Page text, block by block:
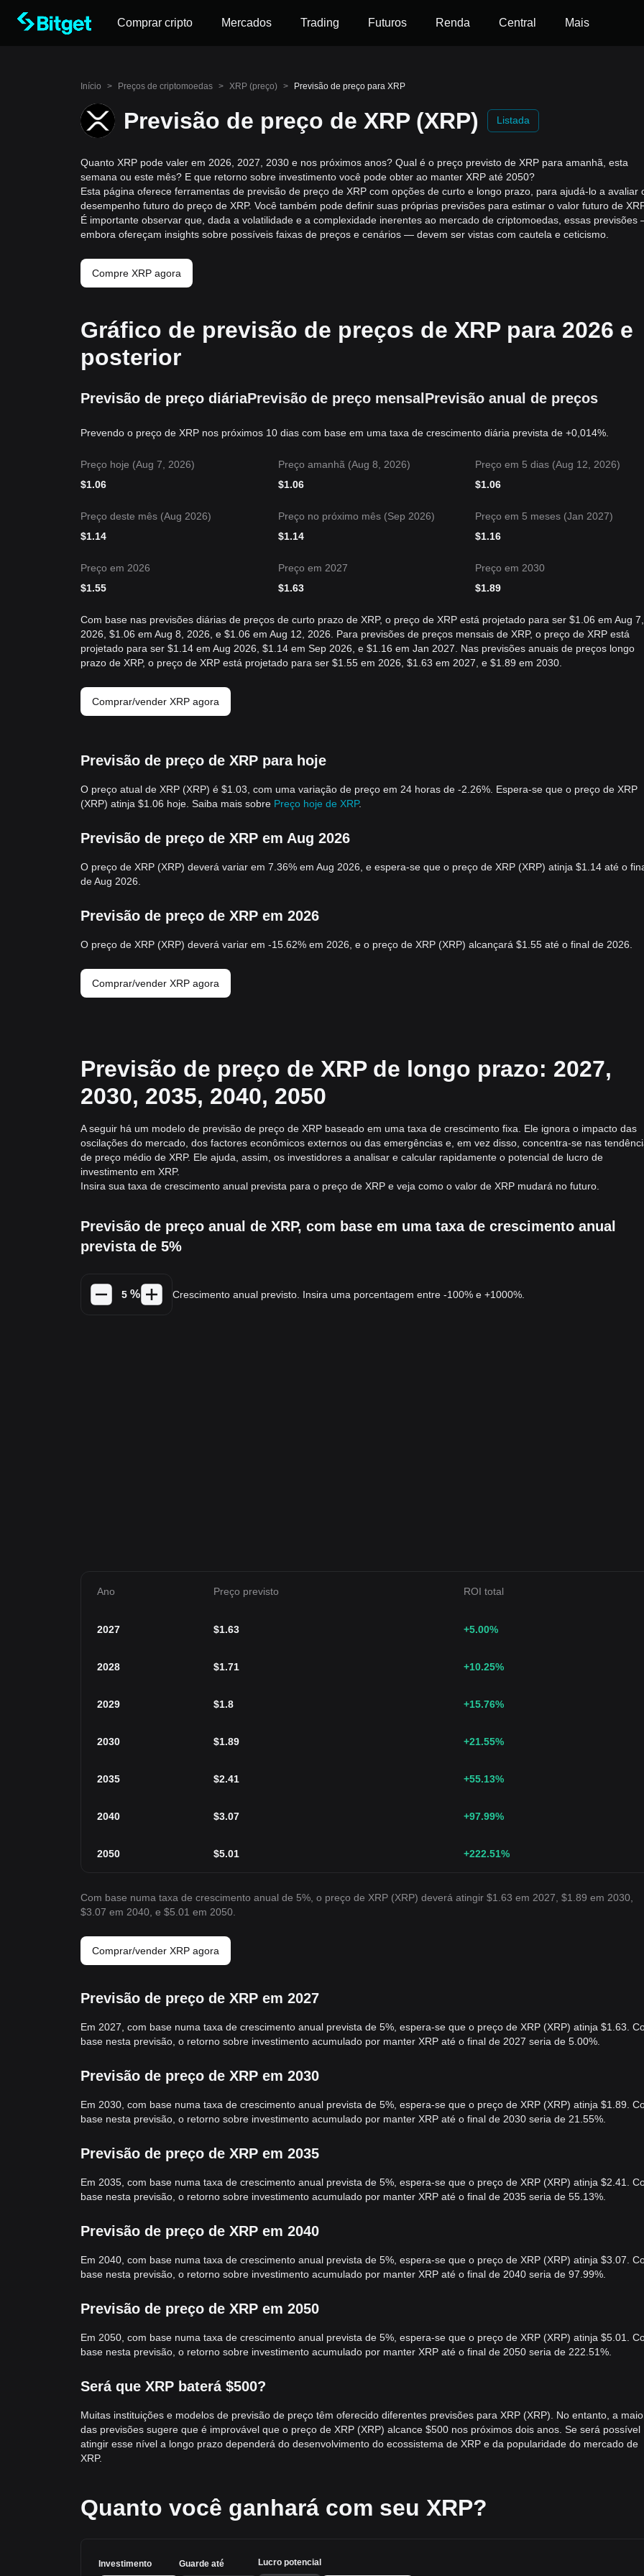
Comprar cripto Mercados Trading Futuros Renda Central Mais
Início > Preços de criptomoedas > XRP (preço) > Previsão de preço para XRP
Previsão de preço de XRP (XRP) Listada
Quanto XRP pode valer em 2026, 2027, 2030 e nos próximos anos? Qual é o preço previsto de XRP para amanhã, esta
semana ou este mês? E que retorno sobre investimento você pode obter ao manter XRP até 2050?
Esta página oferece ferramentas de previsão de preço de XRP com opções de curto e longo prazo, para ajudá-lo a avaliar
desempenho futuro do preço de XRP. Você também pode definir suas próprias previsões para estimar o valor futuro de
É importante observar que, dada a volatilidade e a complexidade inerentes ao mercado de criptomoedas, essas previsões
embora ofereçam insights sobre possíveis faixas de preços e cenários — devem ser vistas com cautela e ceticismo.
Compre XRP agora
Gráfico de previsão de preços de XRP para 2026 e
posterior
Previsão de preço diáriaPrevisão de preço mensal Previsão anual de preços
Prevendo o preço de XRP nos próximos 10 dias com base em uma taxa de crescimento diária prevista de +0,014%.
Preço hoje (Aug 7, 2026)
$1.06
Preço amanhã (Aug 8, 2026)
$1.06
Preço em 5 dias (Aug 12, 2026)
$1.06
Preço deste mês (Aug 2026)
$1.14
Preço no próximo mês (Sep 2026)
$1.14
Preço em 5 meses (Jan 2027)
$1.16
Preço em 2026
$1.55
Preço em 2027
$1.63
Preço em 2030
$1.89
Com base nas previsões diárias de preços de curto prazo de XRP, o preço de XRP está projetado para ser $1.06 em Aug 7,
2026, $1.06 em Aug 8, 2026, e $1.06 em Aug 12, 2026. Para previsões de preços mensais de XRP, o preço de XRP está
projetado para ser $1.14 em Aug 2026, $1.14 em Sep 2026, e $1.16 em Jan 2027. Nas previsões anuais de preços longo
prazo de XRP, o preço de XRP está projetado para ser $1.55 em 2026, $1.63 em 2027, e $1.89 em 2030.
Comprar/vender XRP agora
Previsão de preço de XRP para hoje
O preço atual de XRP (XRP) é $1.03, com uma variação de preço em 24 horas de -2.26%. Espera-se que o preço de XRP
(XRP) atinja $1.06 hoje. Saiba mais sobre Preço hoje de XRP.
Previsão de preço de XRP em Aug 2026
O preço de XRP (XRP) deverá variar em 7.36% em Aug 2026, e espera-se que o preço de XRP (XRP) atinja $1.14 até o
de Aug 2026.
Previsão de preço de XRP em 2026
O preço de XRP (XRP) deverá variar em -15.62% em 2026, e o preço de XRP (XRP) alcançará $1.55 até o final de 2026.
Comprar/vender XRP agora
Previsão de preço de XRP de longo prazo: 2027,
2030, 2035, 2040, 2050
A seguir há um modelo de previsão de preço de XRP baseado em uma taxa de crescimento fixa. Ele ignora o impacto das
oscilações do mercado, dos factores econômicos externos ou das emergências e, em vez disso, concentra-se nas
de preço médio de XRP. Ele ajuda, assim, os investidores a analisar e calcular rapidamente o potencial de lucro de
investimento em XRP.
Insira sua taxa de crescimento anual prevista para o preço de XRP e veja como o valor de XRP mudará no futuro.
Previsão de preço anual de XRP, com base em uma taxa de crescimento anual
prevista de 5%
% Crescimento anual previsto. Insira uma porcentagem entre -100% e +1000%.
Ano Preço previsto ROI total
2027 $1.63 +5.00%
2028 $1.71 +10.25%
2029 $1.8 +15.76%
2030 $1.89 +21.55%
2035 $2.41 +55.13%
2040 $3.07 +97.99%
2050 $5.01 +222.51%
Com base numa taxa de crescimento anual de 5%, o preço de XRP (XRP) deverá atingir $1.63 em 2027, $1.89 em 2030,
$3.07 em 2040, e $5.01 em 2050.
Comprar/vender XRP agora
Previsão de preço de XRP em 2027
Em 2027, com base numa taxa de crescimento anual prevista de 5%, espera-se que o preço de XRP (XRP) atinja $1.63.
base nesta previsão, o retorno sobre investimento acumulado por manter XRP até o final de 2027 seria de 5.00%.
Previsão de preço de XRP em 2030
Em 2030, com base numa taxa de crescimento anual prevista de 5%, espera-se que o preço de XRP (XRP) atinja $1.89.
base nesta previsão, o retorno sobre investimento acumulado por manter XRP até o final de 2030 seria de 21.55%.
Previsão de preço de XRP em 2035
Em 2035, com base numa taxa de crescimento anual prevista de 5%, espera-se que o preço de XRP (XRP) atinja $2.41.
base nesta previsão, o retorno sobre investimento acumulado por manter XRP até o final de 2035 seria de 55.13%.
Previsão de preço de XRP em 2040
Em 2040, com base numa taxa de crescimento anual prevista de 5%, espera-se que o preço de XRP (XRP) atinja $3.07.
base nesta previsão, o retorno sobre investimento acumulado por manter XRP até o final de 2040 seria de 97.99%.
Previsão de preço de XRP em 2050
Em 2050, com base numa taxa de crescimento anual prevista de 5%, espera-se que o preço de XRP (XRP) atinja $5.01.
base nesta previsão, o retorno sobre investimento acumulado por manter XRP até o final de 2050 seria de 222.51%.
Será que XRP baterá $500?
Muitas instituições e modelos de previsão de preço têm oferecido diferentes previsões para XRP (XRP). No entanto, a
das previsões sugere que é improvável que o preço de XRP (XRP) alcance $500 nos próximos dois anos. Se será possível
atingir esse nível a longo prazo dependerá do desenvolvimento do ecossistema de XRP e da popularidade do mercado de
XRP.
Quanto você ganhará com seu XRP?
Investimento Guarde até Lucro potencial